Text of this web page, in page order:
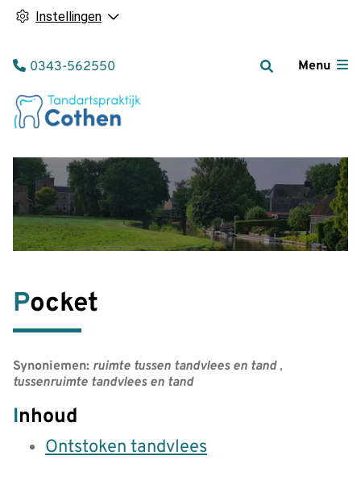
Instellingen
Menu
Tel:
0343-562550
Pocket
Synoniemen: ruimte tussen tandvlees en tand,
tussenruimte tandvlees en tand
Inhoud
Ontstoken tandvlees